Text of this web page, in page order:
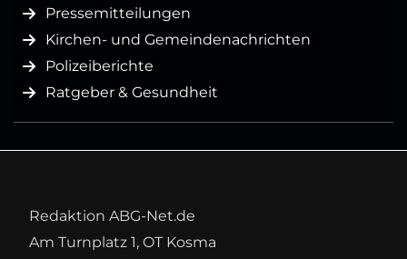
Pressemitteilungen
Kirchen- und Gemeindenachrichten
Polizeiberichte
Ratgeber & Gesundheit
Redaktion ABG-Net.de
Am Turnplatz 1, OT Kosma